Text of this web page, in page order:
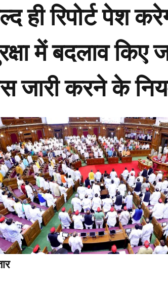
ही रिपोर्ट पेश
में बदलाव
जारी करने के